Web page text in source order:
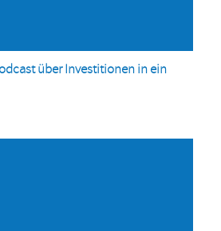
über Investitionen in ein